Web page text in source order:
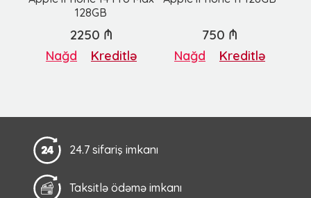
128GB
2250 ₼
Nağd Kreditlə
750 ₼
Nağd Kreditlə
24.7 sifariş imkanı
Taksitlə ödəmə imkanı